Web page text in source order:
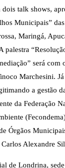
talk shows,
Municipais”
Maringá,
palestra
será com
Marchesini. Já
a gestão
da Federação
Órgãos
Alexandre
de Londrina,